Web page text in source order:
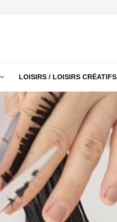
LOISIRS / LOISIRS CRÉATIFS